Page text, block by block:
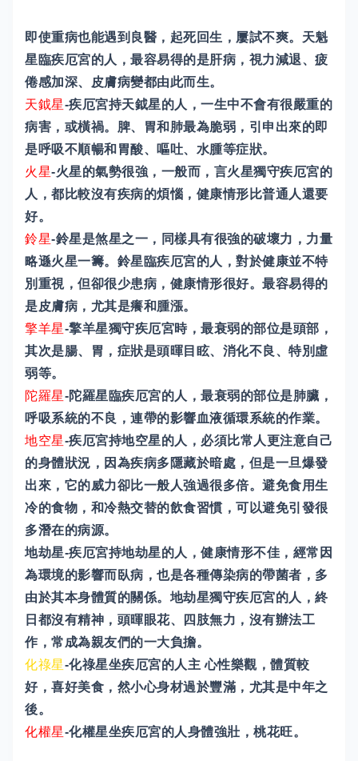
即使重病也能遇到良醫，起死回生，屢試不爽。天魁
星臨疾厄宮的人，最容易得的是肝病，視力減退、疲
倦感加深、皮膚病變都由此而生。
天鉞星-疾厄宮持天鉞星的人，一生中不會有很嚴重的
病害，或橫禍。脾、胃和肺最為脆弱，引申出來的即
是呼吸不順暢和胃酸、嘔吐、水腫等症狀。
火星-火星的氣勢很強，一般而，言火星獨守疾厄宮的
人，都比較沒有疾病的煩惱，健康情形比普通人還要
好。
鈴星-鈴星是煞星之一，同樣具有很強的破壞力，力量
略遜火星一籌。鈴星臨疾厄宮的人，對於健康並不特
別重視，但卻很少患病，健康情形很好。最容易得的
是皮膚病，尤其是癢和腫漲。
擎羊星-擎羊星獨守疾厄宮時，最衰弱的部位是頭部，
其次是腸、胃，症狀是頭暉目眩、消化不良、特別虛
弱等。
陀羅星-陀羅星臨疾厄宮的人，最衰弱的部位是肺臟，
呼吸系統的不良，連帶的影響血液循環系統的作業。
地空星-疾厄宮持地空星的人，必須比常人更注意自己
的身體狀況，因為疾病多隱藏於暗處，但是一旦爆發
出來，它的威力卻比一般人強過很多倍。避免食用生
冷的食物，和冷熱交替的飲食習慣，可以避免引發很
多潛在的病源。
地劫星-疾厄宮持地劫星的人，健康情形不佳，經常因
為環境的影響而臥病，也是各種傳染病的帶菌者，多
由於其本身體質的關係。地劫星獨守疾厄宮的人，終
日都沒有精神，頭暉眼花、四肢無力，沒有辦法工
作，常成為親友們的一大負擔。
化祿星-化祿星坐疾厄宮的人主 心性樂觀，體質較
好，喜好美食，然小心身材過於豐滿，尤其是中年之
後。
化權星-化權星坐疾厄宮的人身體強壯，桃花旺。